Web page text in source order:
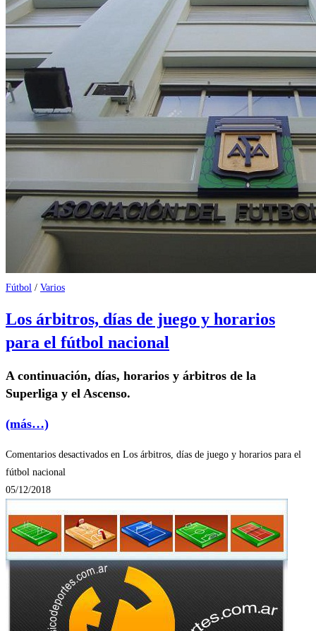
Fútbol / Varios
Los árbitros, días de juego y horarios
para el fútbol nacional
A continuación, días, horarios y árbitros de la
Superliga y el Ascenso.
(más…)
Comentarios desactivados en Los árbitros, días de juego y horarios para el
fútbol nacional
05/12/2018